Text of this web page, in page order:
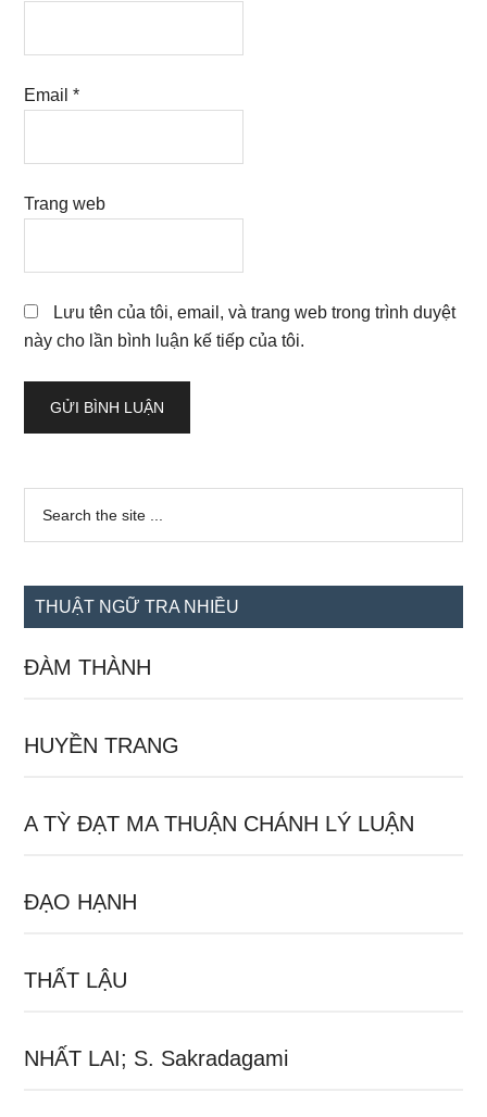
Email*
Trang web
Lưu tên của tôi, email, và trang web trong trình duyệt
này cho lần bình luận kế tiếp của tôi.
Sidebar
chính
...
THUẬT NGỮ TRA NHIỀU
ĐÀM THÀNH
HUYỀN TRANG
A TỲ ĐẠT MA THUẬN CHÁNH LÝ LUẬN
ĐẠO HẠNH
THẤT LẬU
NHẤT LAI; S. Sakradagami